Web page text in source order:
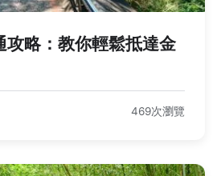
攻略：教你輕鬆抵達金
469次瀏覽